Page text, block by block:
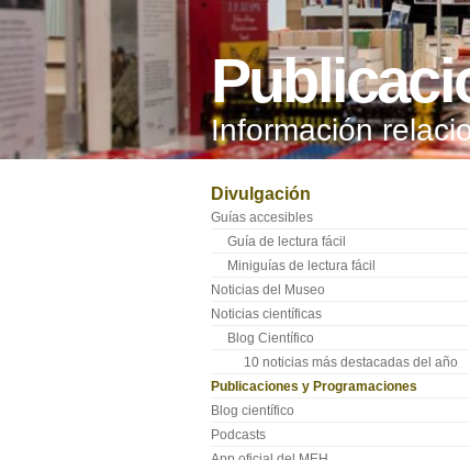
Información
Divulgación
Guías accesibles
Guía de lectura fácil
Miniguías de lectura fácil
Noticias del Museo
Noticias científicas
Blog Científico
10 noticias más destacadas del año
Publicaciones y Programaciones
Blog científico
Podcasts